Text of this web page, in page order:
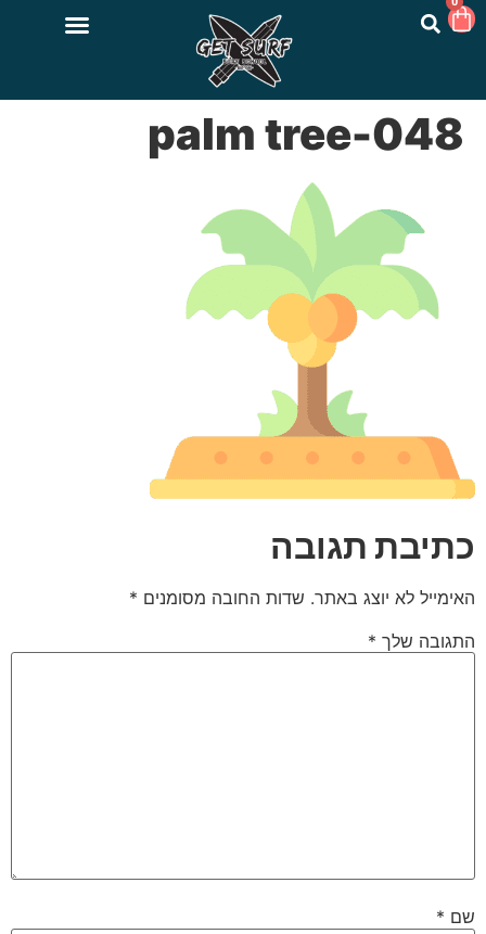
048-palm tree
כתיבת תגובה
האימייל לא יוצג באתר. שדות החובה מסומנים *
התגובה שלך *
שם *